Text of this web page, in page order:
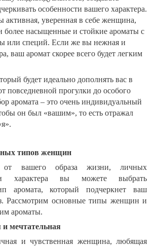
особенности вашего характера.
активная, уверенная в себе женщина,
более насыщенные и стойкие ароматы с
или специй. Если же вы нежная и
ваш аромат скорее всего будет легким
будет идеально дополнять вас в
повседневной прогулки до особого
аромата – это очень индивидуальный
он был «вашим», то есть отражал
типов женщин
от вашего образа жизни, личных
характера вы можете выбрать
аромата, который подчеркнет ваш
Рассмотрим основные типы женщин и
ароматы.
и мечтательная
и чувственная женщина, любящая